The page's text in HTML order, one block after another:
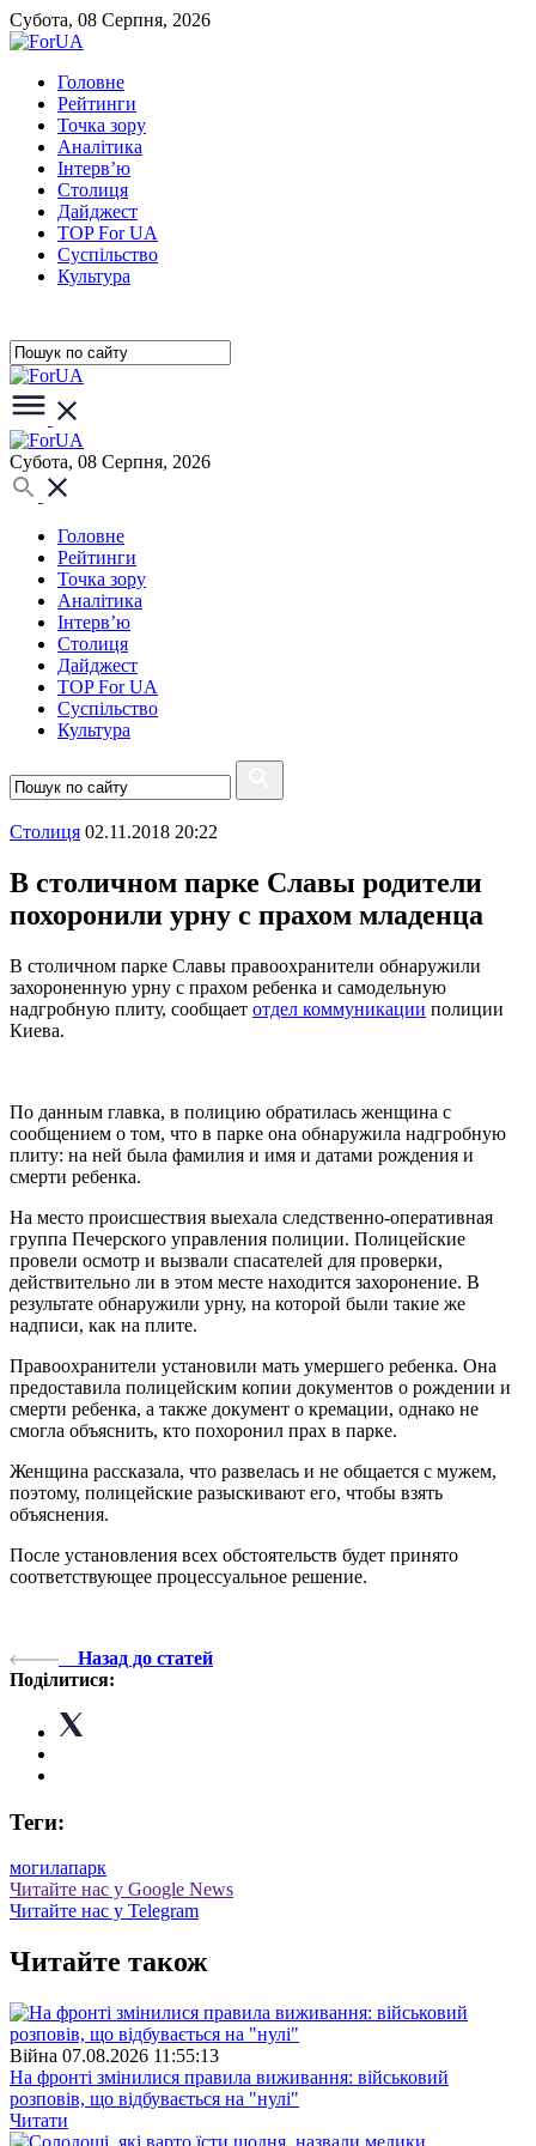
Субота, 08 Серпня, 2026
Головне
Рейтинги
Точка зору
Аналітика
Інтерв’ю
Столиця
Дайджест
TOP For UA
Суспiльство
Культура
Субота, 08 Серпня, 2026
Головне
Рейтинги
Точка зору
Аналітика
Інтерв’ю
Столиця
Дайджест
TOP For UA
Суспiльство
Культура
Столиця 02.11.2018 20:22
В столичном парке Славы родители
похоронили урну с прахом младенца
В столичном парке Славы правоохранители обнаружили
захороненную урну с прахом ребенка и самодельную
надгробную плиту, сообщает отдел коммуникации полиции
Киева.
По данным главка, в полицию обратилась женщина с
сообщением о том, что в парке она обнаружила надгробную
плиту: на ней была фамилия и имя и датами рождения и
смерти ребенка.
На место происшествия выехала следственно-оперативная
группа Печерского управления полиции. Полицейские
провели осмотр и вызвали спасателей для проверки,
действительно ли в этом месте находится захоронение. В
результате обнаружили урну, на которой были такие же
надписи, как на плите.
Правоохранители установили мать умершего ребенка. Она
предоставила полицейским копии документов о рождении и
смерти ребенка, а также документ о кремации, однако не
смогла объяснить, кто похоронил прах в парке.
Женщина рассказала, что развелась и не общается с мужем,
поэтому, полицейские разыскивают его, чтобы взять
объяснения.
После установления всех обстоятельств будет принято
соответствующее процессуальное решение.
Назад до статей
Поділитися:
Теги:
могилапарк
Читайте нас у Google News
Читайте нас у Telegram
Читайте також
Війна 07.08.2026 11:55:13
На фронті змінилися правила виживання: військовий
розповів, що відбувається на "нулі"
Читати